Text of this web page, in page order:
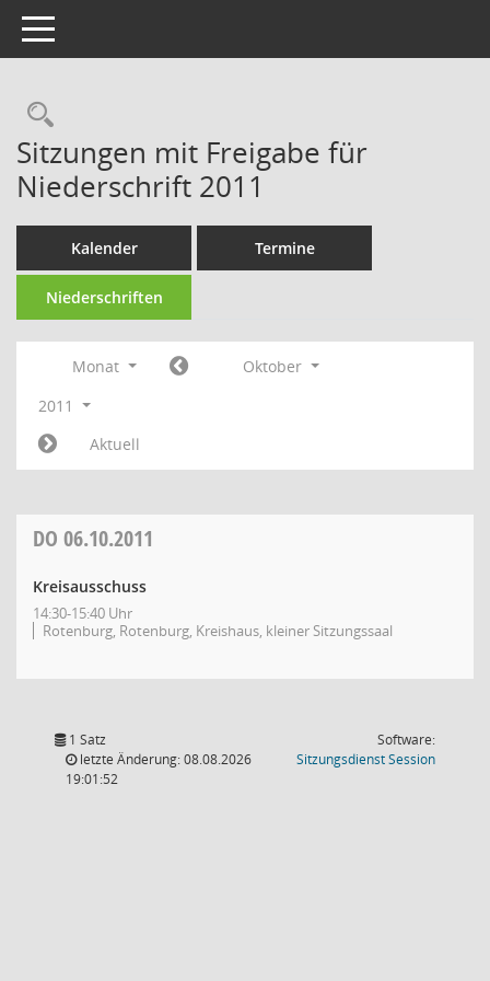
Toggle navigation
Rechercheauswahl
Sitzungen mit Freigabe für
Niederschrift 2011
Kalender Termine
Niederschriften
Monat
Oktober
2011
Aktuell
DO 06.10.2011
Kreisausschuss
14:30-15:40 Uhr
Rotenburg, Rotenburg, Kreishaus, kleiner Sitzungssaal
1 Satz
letzte Änderung: 08.08.2026
19:01:52
Software:
SitzungsdienstSession(Wird in